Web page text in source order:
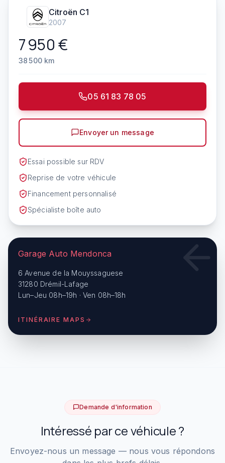
Citroën C1
2007
7 950€
38 500km
05 61 83 78 05
Envoyer un message
Essai possible sur RDV
Reprise de votre véhicule
Financement personnalisé
Spécialiste boîte auto
Garage Auto Mendonca
6 Avenue de la Mouyssaguese
31280 Drémil-Lafage
Lun–Jeu 08h–19h · Ven 08h–18h
ITINÉRAIRE MAPS
Demande d'information
Intéressé par ce véhicule ?
Envoyez-nous un message — nous vous répondons